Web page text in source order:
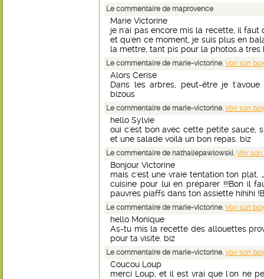
Le commentaire de maprovence
Marie Victorine
je n'ai pas encore mis la recette, il faut
et qu'en ce moment, je suis plus en
la mettre, tant pis pour la photos.a
Le commentaire de marie-victorine. Voir son
Alors Cerise
Dans les arbres, peut-être je
bizous
Le commentaire de marie-victorine. Voir son
hello Sylvie
oui c'est bon avec cette petite sauce,
et une salade voilà un bon repas. biz
Le commentaire de nathaliepawlowski. Voir
Bonjour Victorine
mais c'est une vraie tentation ton plat,
cuisine pour lui en préparer !!!Bon il
pauvres piaffs dans ton assiette hihihi
Le commentaire de marie-victorine. Voir son
hello Monique
As-tu mis la recette des allouettes
pour ta visite. biz
Le commentaire de marie-victorine. Voir son
Coucou Loup
merci Loup, et il est vrai que l'on ne